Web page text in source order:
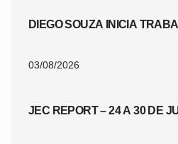
DIEGO SOUZA INICIA
03/08/2026
JEC REPORT – 24 A 30 DE